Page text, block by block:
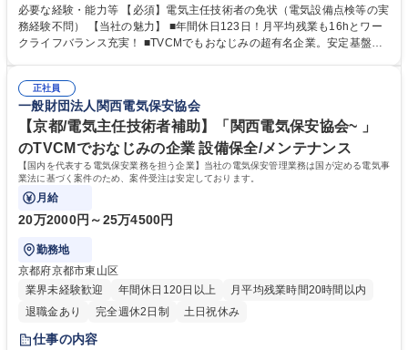
社後】先輩技術員のもと、工場やビルなど電力会社から高圧で受電して電
気を使用する事業場の保安業務の補助として、3年程度の実務経験を積ん
でいただき、保安業務従事者を目指していただきます。 【当社の強み】保
術者補助】「関西電気保安協会～♪」のTVCMでおなじみの企業
必要な経験・能力等 【必須】電気主任技術者の免状（電気設備点検等の実
務経験不問） 【当社の魅力】 ■年間休日123日！月平均残業も16hとワー
クライフバランス充実！ ■TVCMでもおなじみの超有名企業。安定基盤で
擬施設を保有等、充実の研修環境から高い技術力を担保し続けておりま
す。 学歴・資格 学歴：大学院 大学 高専 短大 専修学校 高校 語学力： 資
格：第三種電気主任技術者 第二種電気主任技術者 第一種運転免許普通自
動車
正社員
一般財団法人関西電気保安協会
【京都/電気主任技術者補助】「関西電気保安協会~ 」
のTVCMでおなじみの企業 設備保全/メンテナンス
【国内を代表する電気保安業務を担う企業】当社の電気保安管理業務は国が定める電気事
業法に基づく案件のため、案件受注は安定しております。
月給
20万2000円～25万4500円
勤務地
京都府京都市東山区
業界未経験歓迎
年間休日120日以上
月平均残業時間20時間以内
退職金あり
完全週休2日制 土日祝休み
仕事の内容